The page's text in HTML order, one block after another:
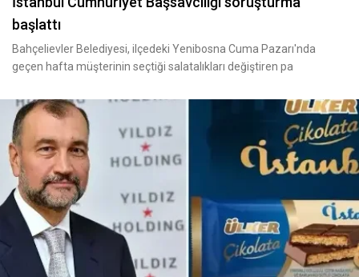
başlattı
Bahçelievler Belediyesi, ilçedeki Yenibosna Cuma Pazarı'nda
geçen hafta müşterinin seçtiği salatalıkları değiştiren pa